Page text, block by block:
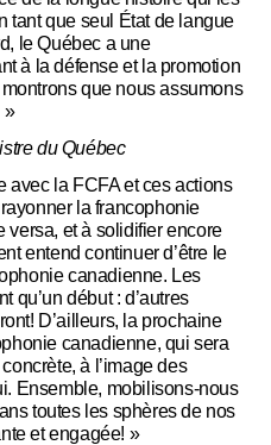
tant que seul État de langue
le Québec a une
à la défense et la promotion
que nous assumons
»
du Québec
avec la FCFA et ces actions
la francophonie
versa, et à solidifier encore
entend continuer d’être le
canadienne. Les
qu’un début : d’autres
D’ailleurs, la prochaine
canadienne, qui sera
à l’image des
Ensemble, mobilisons-nous
toutes les sphères de nos
et engagée! »